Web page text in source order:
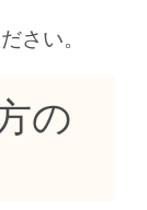
さい。
の